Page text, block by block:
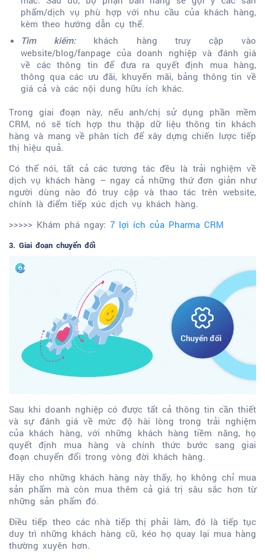
phẩm/dịch vụ phù hợp với nhu cầu của khách hàng,
kèm theo hướng dẫn cụ thể.
Tìm kiếm: khách hàng truy cập vào
website/blog/fanpage của doanh nghiệp và đánh giá
về các thông tin để đưa ra quyết định mua hàng,
thông qua các ưu đãi, khuyến mãi, bảng thông tin về
giá cả và các nội dung hữu ích khác.
Trong giai đoạn này, nếu anh/chị sử dụng phần mềm
CRM, nó sẽ tích hợp thu thập dữ liệu thông tin khách
hàng và mang về phân tích để xây dựng chiến lược tiếp
thị hiệu quả.
Có thể nói, tất cả các tương tác đều là trải nghiệm về
dịch vụ khách hàng – ngay cả những thứ đơn giản như
người dùng nào đó truy cập và thao tác trên website,
chính là điểm tiếp xúc dịch vụ khách hàng.
>>>>> Khám phá ngay: 7 lợi ích của Pharma CRM
3. Giai đoạn chuyển đổi
Sau khi doanh nghiệp có được tất cả thông tin cần thiết
và sự đánh giá về mức độ hài lòng trong trải nghiệm
của khách hàng, với những khách hàng tiềm năng, họ
quyết định mua hàng và chính thức bước sang giai
đoạn chuyển đổi trong vòng đời khách hàng.
Hãy cho những khách hàng này thấy, họ không chỉ mua
sản phẩm mà còn mua thêm cả giá trị sâu sắc hơn từ
những sản phẩm đó.
Điều tiếp theo các nhà tiếp thị phải làm, đó là tiếp tục
duy trì những khách hàng cũ, kéo họ quay lại mua hàng
thường xuyên hơn.